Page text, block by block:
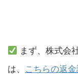
まず、株式会
は、 こちらの返